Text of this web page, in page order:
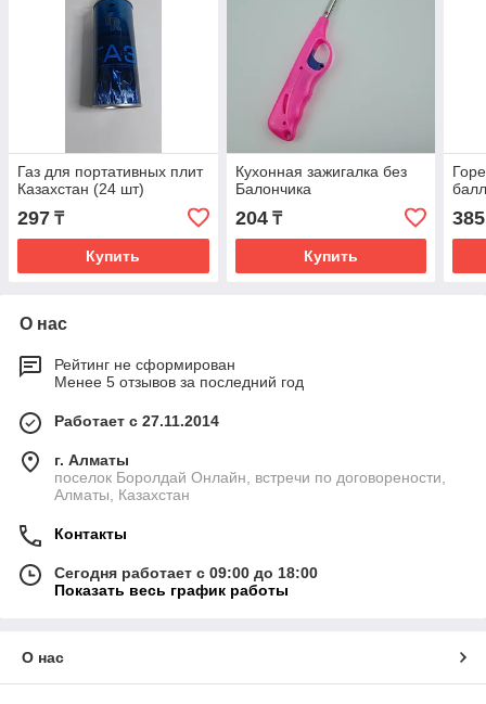
Газ для портативных плит
Казахстан (24 шт)
297 ₸
Купить
Кухонная зажигалка без
Балончика
204₸
Купить
385
О нас
Рейтинг не сформирован
Менее 5 отзывов за последний год
Работает с 27.11.2014
г. Алматы
поселок Боролдай Онлайн, встречи по договорености,
Алматы, Казахстан
Контакты
Сегодня работает с 09:00 до 18:00
Показать весь график работы
О нас